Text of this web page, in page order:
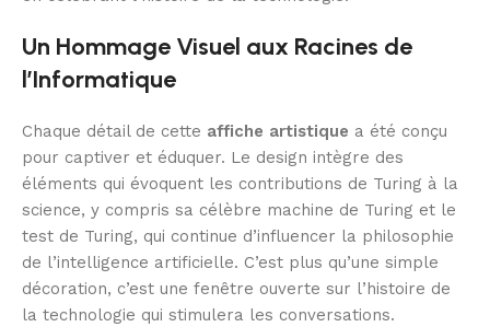
Un Hommage Visuel aux Racines de
l’Informatique
Chaque détail de cette affiche artistique a été conçu
pour captiver et éduquer. Le design intègre des
éléments qui évoquent les contributions de Turing à la
science, y compris sa célèbre machine de Turing et le
test de Turing, qui continue d’influencer la philosophie
de l’intelligence artificielle. C’est plus qu’une simple
décoration, c’est une fenêtre ouverte sur l’histoire de
la technologie qui stimulera les conversations.